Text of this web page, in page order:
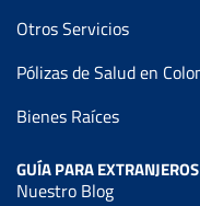
Otros Servicios
Pólizas de Salud en
Bienes Raíces
GUÍA PARA EXTRANJEROS
Nuestro Blog